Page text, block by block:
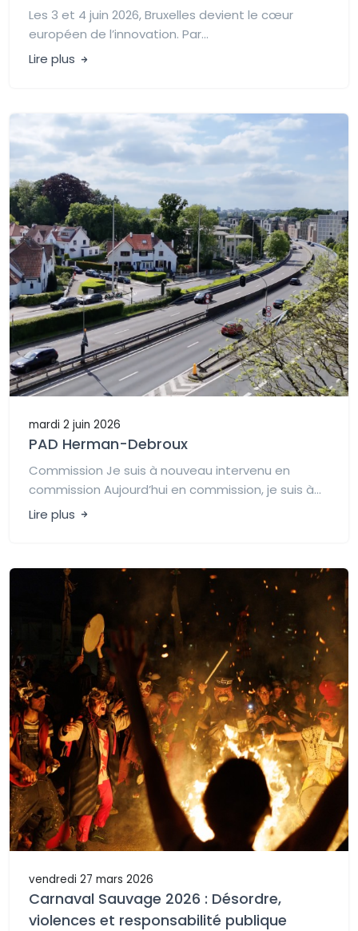
Les 3 et 4 juin 2026, Bruxelles devient le cœur
européen de l’innovation. Par...
Lire plus
mardi 2 juin 2026
PAD Herman-Debroux
Commission Je suis à nouveau intervenu en
commission Aujourd’hui en commission, je suis à...
Lire plus
vendredi 27 mars 2026
Carnaval Sauvage 2026 : Désordre,
violences et responsabilité publique